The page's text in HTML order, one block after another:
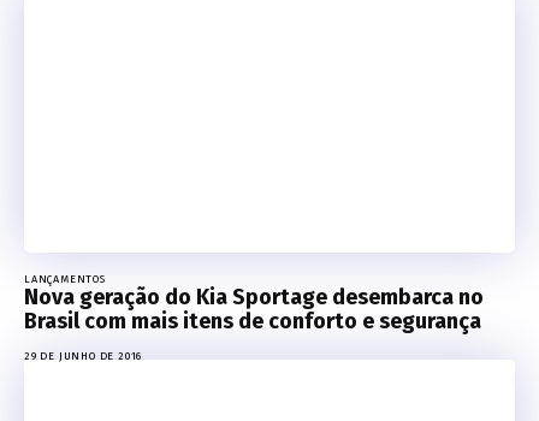
LANÇAMENTOS
Nova geração do Kia Sportage desembarca no
Brasil com mais itens de conforto e segurança
29 DE JUNHO DE 2016